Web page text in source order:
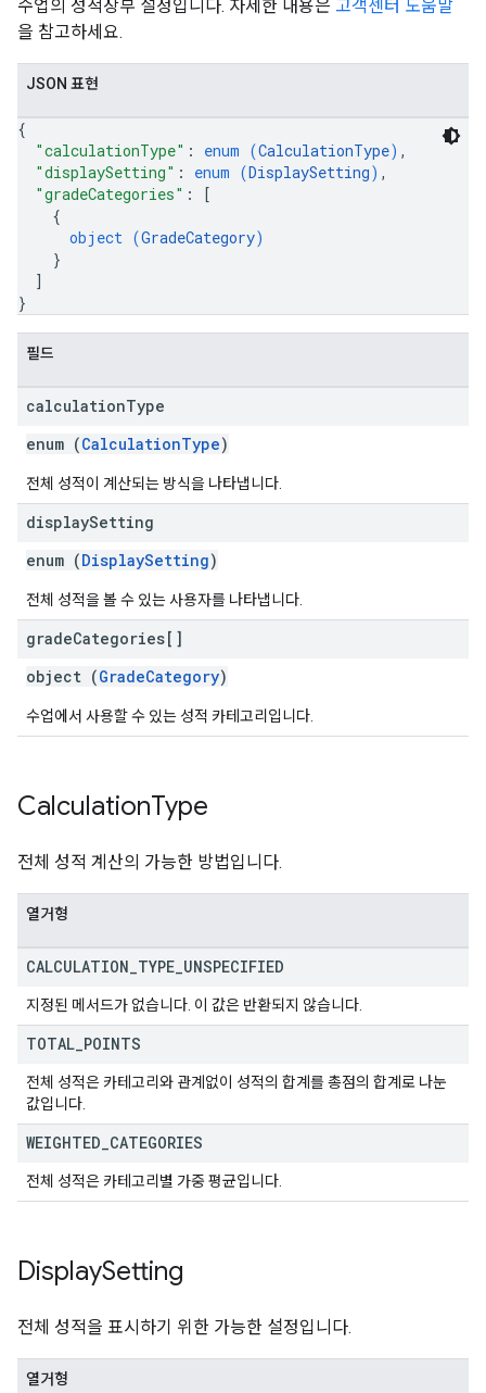
수업의 성적장부 설정입니다. 자세한 내용은 고객센터 도움말
을 참고하세요.
JSON 표현
{
"calculationType" : enum (CalculationType) ,
"displaySetting" : enum (DisplaySetting) ,
"gradeCategories" :
[
{
object (GradeCategory)
}
]
}
필드
calculationType
enum (CalculationType)
전체 성적이 계산되는 방식을 나타냅니다.
displaySetting
enum (DisplaySetting)
전체 성적을 볼 수 있는 사용자를 나타냅니다.
gradeCategories[]
object (GradeCategory)
수업에서 사용할 수 있는 성적 카테고리입니다.
CalculationType
전체 성적 계산의 가능한 방법입니다.
열거형
CALCULATION TYPE UNSPECIFIED
지정된 메서드가 없습니다. 이 값은 반환되지 않습니다.
TOTAL POINTS
전체 성적은 카테고리와 관계없이 성적의 합계를 총점의 합계로 나눈
값입니다.
WEIGHTED CATEGORIES
전체 성적은 카테고리별 가중 평균입니다.
DisplaySetting
전체 성적을 표시하기 위한 가능한 설정입니다.
열거형